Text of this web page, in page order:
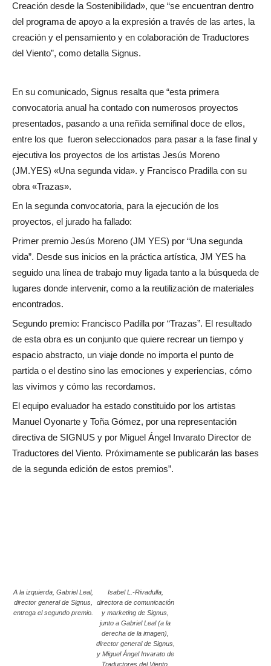
Creación desde la Sostenibilidad», que “se encuentran dentro
del programa de apoyo a la expresión a través de las artes, la
creación y el pensamiento y en colaboración de Traductores
del Viento”, como detalla Signus.
En su comunicado, Signus resalta que “esta primera
convocatoria anual ha contado con numerosos proyectos
presentados, pasando a una reñida semifinal doce de ellos,
entre los que fueron seleccionados para pasar a la fase final y
ejecutiva los proyectos de los artistas Jesús Moreno
(JM.YES) «Una segunda vida». y Francisco Pradilla con su
obra «Trazas».
En la segunda convocatoria, para la ejecución de los
proyectos, el jurado ha fallado:
Primer premio Jesús Moreno (JM YES) por “Una segunda
vida”. Desde sus inicios en la práctica artística, JM YES ha
seguido una línea de trabajo muy ligada tanto a la búsqueda de
lugares donde intervenir, como a la reutilización de materiales
encontrados.
Segundo premio: Francisco Padilla por “Trazas”. El resultado
de esta obra es un conjunto que quiere recrear un tiempo y
espacio abstracto, un viaje donde no importa el punto de
partida o el destino sino las emociones y experiencias, cómo
las vivimos y cómo las recordamos.
El equipo evaluador ha estado constituido por los artistas
Manuel Oyonarte y Toña Gómez, por una representación
directiva de SIGNUS y por Miguel Ángel Invarato Director de
Traductores del Viento. Próximamente se publicarán las bases
de la segunda edición de estos premios”.
A la izquierda, Gabriel Leal,
director general de Signus,
entrega el segundo premio.
Isabel L.-Rivadulla,
directora de comunicación
y marketing de Signus,
junto a Gabriel Leal (a la
derecha de la imagen),
director general de Signus,
y Miguel Ángel Invarato de
Traductores del Viento.